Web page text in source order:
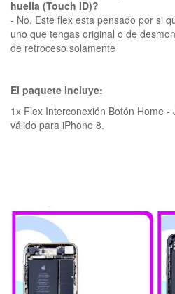
huella (Touch ID)?
- No. Este flex esta pensado por si
uno que tengas original o de
de retroceso solamente
El paquete incluye:
1x Flex Interconexión Botón Home -
válido para iPhone 8.